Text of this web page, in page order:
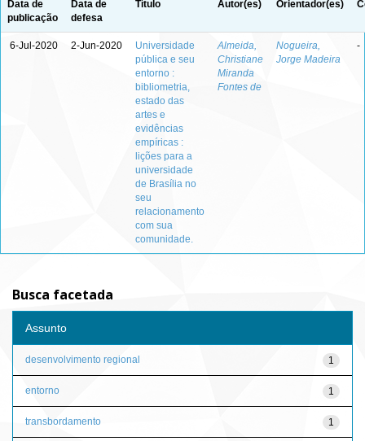
Data de
publicação
Data de
defesa
Título Autor(es) Orientador(es)
6-Jul-2020 2-Jun-2020
Universidade
pública e seu
entorno :
bibliometria,
estado das
artes e
evidências
empíricas :
lições para a
universidade
de Brasília no
seu
relacionamento
com sua
comunidade.
Almeida,
Christiane
Miranda
Fontes de
Nogueira,
Jorge Madeira
-
Busca facetada
Assunto
1
desenvolvimento regional
1
entorno
1
transbordamento